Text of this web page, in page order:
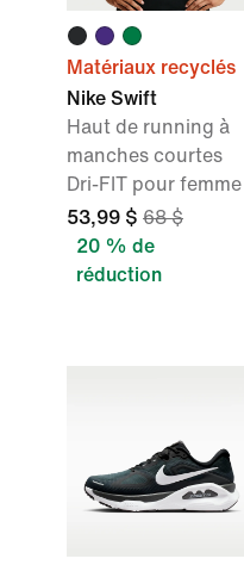
Matériaux recyclés
Nike Swift
Haut de running à
manches courtes
Dri-FIT pour femme
53,99 $ 68 $
20 % de
réduction